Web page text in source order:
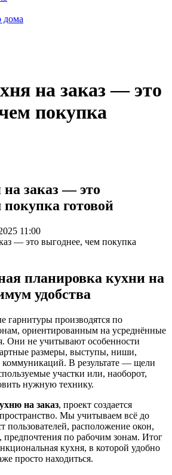
дома
на заказ — это
покупка
заказ — это
готовой
11:00
планировка кухни на
удобства
гарнитуры производятся по
ориентированным на усреднённые
Они не учитывают особенности
размеры, выступы, ниши,
коммуникаций. В результате — щели
участки или, наоборот,
нужную технику.
на заказ, проект создается
Мы учитываем всё до
пользователей, расположение окон,
предпочтения по рабочим зонам. Итог
кухня, в которой удобно
просто находиться.